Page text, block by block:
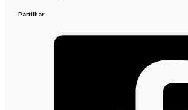
Partilhar